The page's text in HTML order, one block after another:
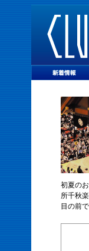
初夏の
所千秋
目の前